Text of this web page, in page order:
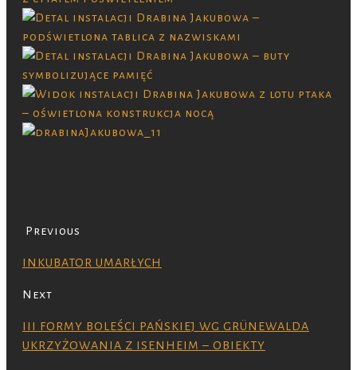
Previous
INKUBATOR UMARŁYCH
Next
III FORMY BOLEŚCI PAŃSKIEJ WG GRÜNEWALDA
UKRZYŻOWANIA Z ISENHEIM – OBIEKTY